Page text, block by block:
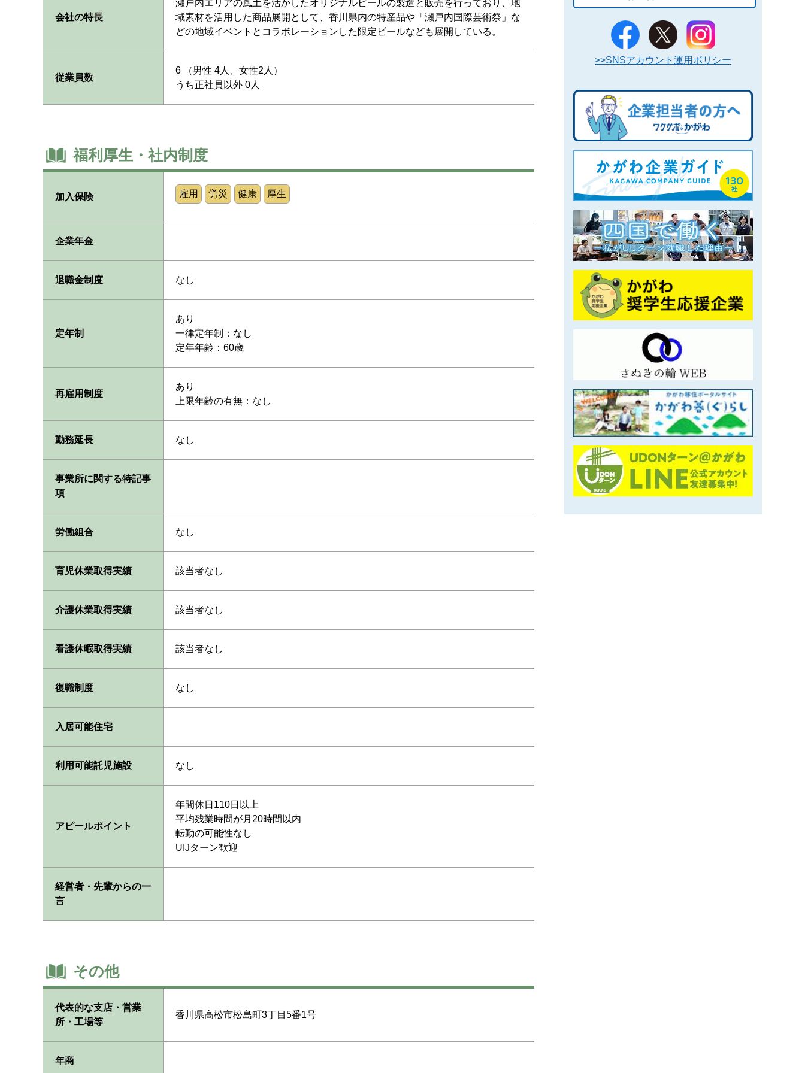
会社の特長
瀬戸内エリアの風土を活かしたオリジナルビールの製造と販売を行っており、地
域素材を活用した商品展開として、香川県内の特産品や「瀬戸内国際芸術祭」な
どの地域イベントとコラボレーションした限定ビールなども展開している。
従業員数
6 （男性 4人、女性2人）
うち正社員以外 0人
福利厚生・社内制度
加入保険 雇用 労災 健康 厚生
企業年金
退職金制度 なし
定年制
あり
一律定年制：なし
定年年齢：60歳
再雇用制度
あり
上限年齢の有無：なし
勤務延長 なし
事業所に関する特記事
項
労働組合 なし
育児休業取得実績 該当者なし
介護休業取得実績 該当者なし
看護休暇取得実績 該当者なし
復職制度 なし
入居可能住宅
利用可能託児施設 なし
アピールポイント
年間休日110日以上
平均残業時間が月20時間以内
転勤の可能性なし
UIJターン歓迎
経営者・先輩からの一
言
その他
代表的な支店・営業
所・工場等
香川県高松市松島町3丁目5番1号
年商
>>SNSアカウント運用ポリシー